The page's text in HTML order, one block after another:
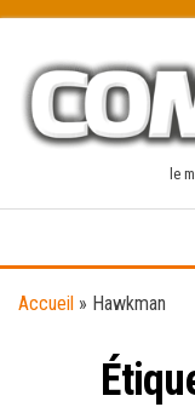
content
le
Accueil » Hawkman